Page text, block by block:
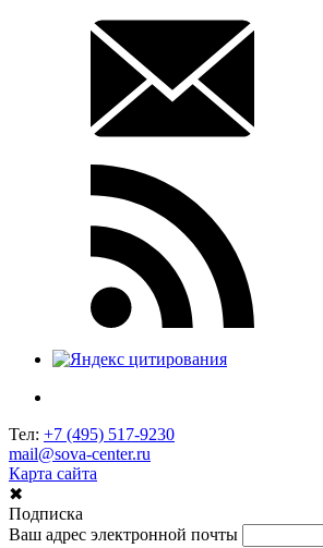
Тел: +7 (495) 517-9230
mail@sova-center.ru
Карта сайта
✖
Подписка
Ваш адрес электронной почты